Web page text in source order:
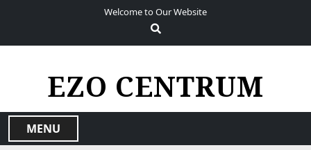
Welcome to Our Website
EZO CENTRUM
MENU